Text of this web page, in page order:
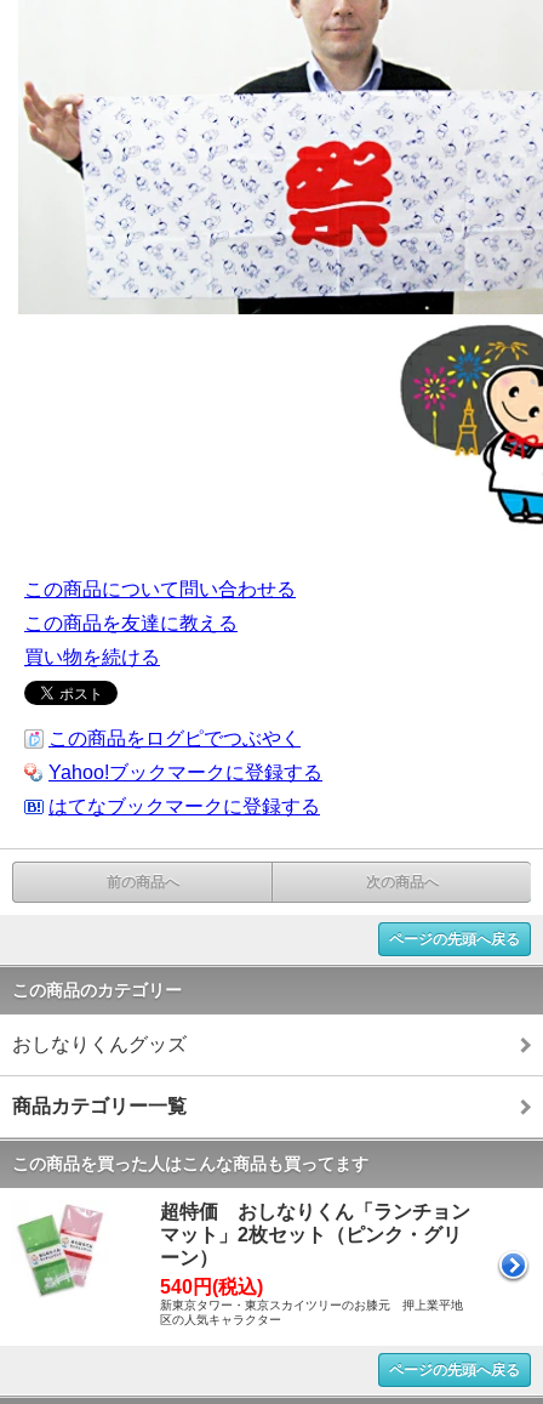
この商品について問い合わせる
この商品を友達に教える
買い物を続ける
この商品をログピでつぶやく
Yahoo!ブックマークに登録する
はてなブックマークに登録する
前の商品へ 次の商品へ
ページの先頭へ戻る
この商品のカテゴリー
おしなりくんグッズ
商品カテゴリー一覧
この商品を買った人はこんな商品も買ってます
超特価 おしなりくん「ランチョン
マット」2枚セット（ピンク・グリ
ーン）
540円(税込)
新東京タワー・東京スカイツリーのお膝元 押上業平地
区の人気キャラクター
ページの先頭へ戻る